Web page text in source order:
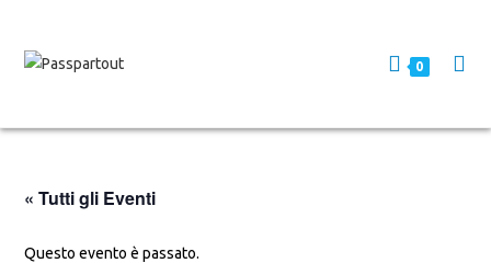
0
« Tutti gli Eventi
Questo evento è passato.